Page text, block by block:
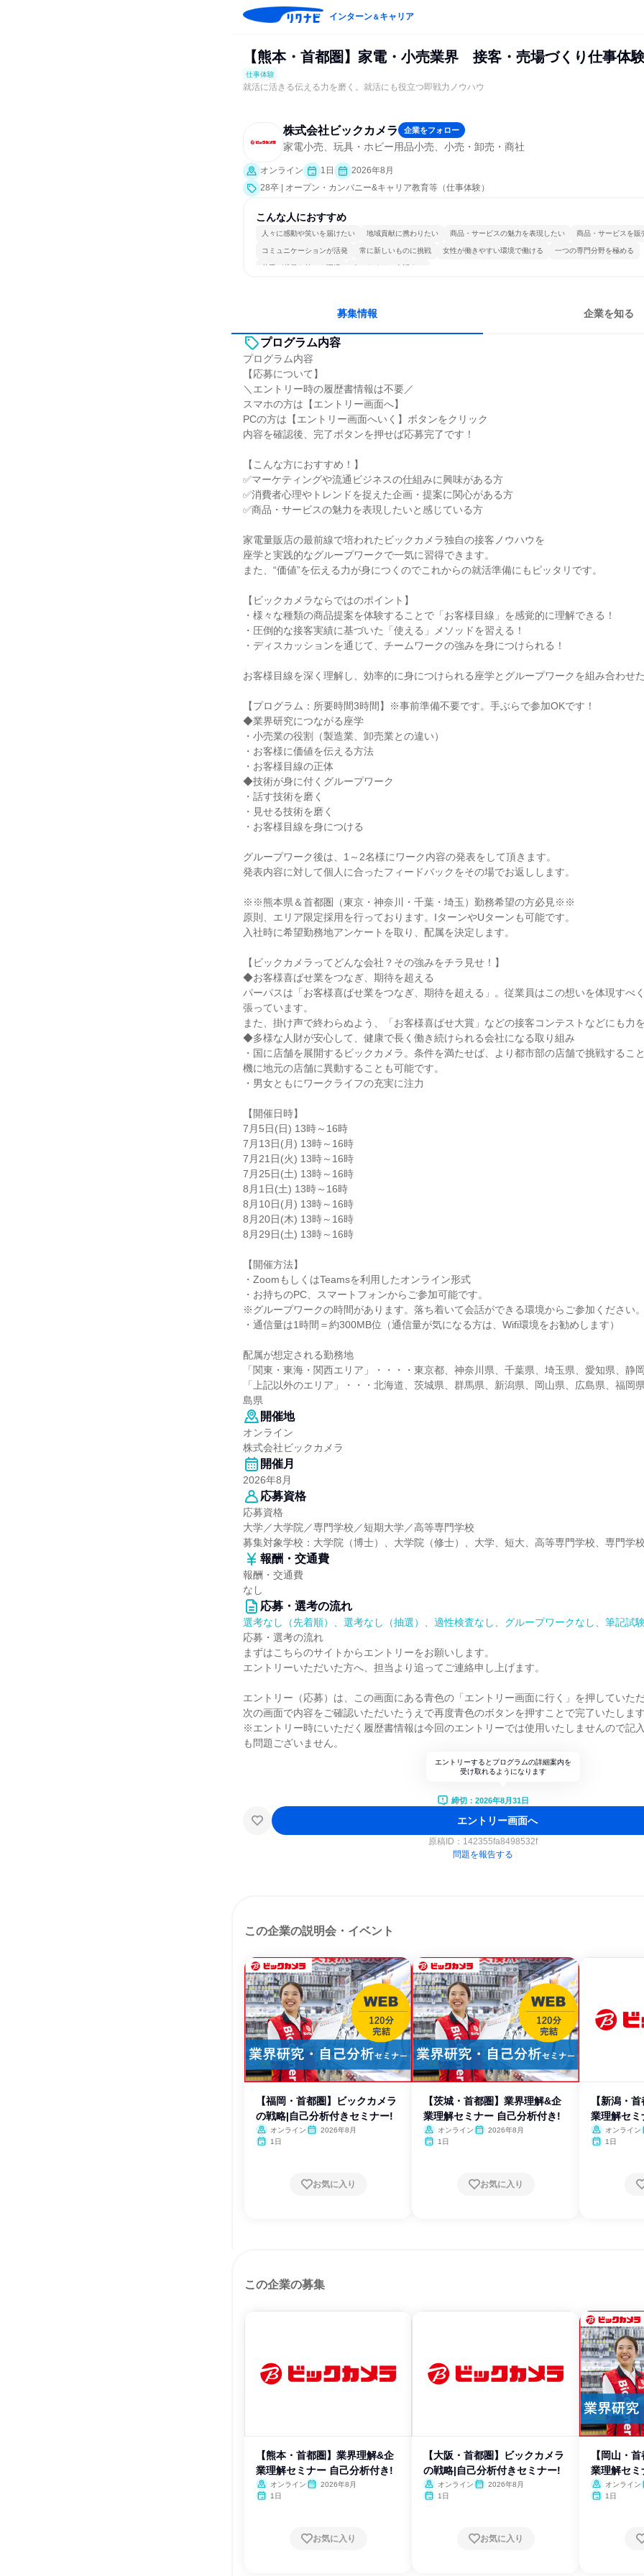
インターン＆キャリア
【熊本・首都圏】家電・小売業界 接客・売場づくり仕事体
仕事体験
就活に活きる伝える力を磨く。就活にも役立つ即戦力ノウハウ
株式会社ビックカメラ 企業をフォロー
家電小売、玩具・ホビー用品小売、小売・卸売・商社
オンライン 1日
2026年8月
28卒 | オープン・カンパニー&キャリア教育等（仕事体験）
こんな人におすすめ
人々に感動や笑いを届けたい 地域貢献に携わりたい 商品・サービスの魅力を表現したい 商品・サービスを販
コミュニケーションが活発 常に新しいものに挑戦 女性が働きやすい環境で働ける 一つの専門分野を極める
若手が裁量を持てる環境 人とたくさん会話する
募集情報 企業を知る
プログラム内容
プログラム内容
【応募について】
＼エントリー時の履歴書情報は不要／
スマホの方は【エントリー画面へ】
PCの方は【エントリー画面へいく】ボタンをクリック
内容を確認後、完了ボタンを押せば応募完了です！
【こんな方におすすめ！】
✅マーケティングや流通ビジネスの仕組みに興味がある方
✅消費者心理やトレンドを捉えた企画・提案に関心がある方
✅商品・サービスの魅力を表現したいと感じている方
家電量販店の最前線で培われたビックカメラ独自の接客ノウハウを
座学と実践的なグループワークで一気に習得できます。
また、“価値”を伝える力が身につくのでこれからの就活準備にもピッタリです。
【ビックカメラならではのポイント】
・様々な種類の商品提案を体験することで「お客様目線」を感覚的に理解できる！
・圧倒的な接客実績に基づいた「使える」メソッドを習える！
・ディスカッションを通じて、チームワークの強みを身につけられる！
お客様目線を深く理解し、効率的に身につけられる座学とグループワークを組み合わせ
【プログラム：所要時間3時間】※事前準備不要です。手ぶらで参加OKです！
◆業界研究につながる座学
・小売業の役割（製造業、卸売業との違い）
・お客様に価値を伝える方法
・お客様目線の正体
◆技術が身に付くグループワーク
・話す技術を磨く
・見せる技術を磨く
・お客様目線を身につける
グループワーク後は、1～2名様にワーク内容の発表をして頂きます。
発表内容に対して個人に合ったフィードバックをその場でお返しします。
※※熊本県＆首都圏（東京・神奈川・千葉・埼玉）勤務希望の方必見※※
原則、エリア限定採用を行っております。IターンやUターンも可能です。
入社時に希望勤務地アンケートを取り、配属を決定します。
【ビックカメラってどんな会社？その強みをチラ見せ！】
◆お客様喜ばせ業をつなぎ、期待を超える
パーパスは「お客様喜ばせ業をつなぎ、期待を超える」。従業員はこの想いを体現すべ
張っています。
また、掛け声で終わらぬよう、「お客様喜ばせ大賞」などの接客コンテストなどにも力
◆多様な人財が安心して、健康で長く働き続けられる会社になる取り組み
・国に店舗を展開するビックカメラ。条件を満たせば、より都市部の店舗で挑戦するこ
機に地元の店舗に異動することも可能です。
・男女ともにワークライフの充実に注力
【開催日時】
7月5日(日) 13時～16時
7月13日(月) 13時～16時
7月21日(火) 13時～16時
7月25日(土) 13時～16時
8月1日(土) 13時～16時
8月10日(月) 13時～16時
8月20日(木) 13時～16時
8月29日(土) 13時～16時
【開催方法】
・ZoomもしくはTeamsを利用したオンライン形式
・お持ちのPC、スマートフォンからご参加可能です。
※グループワークの時間があります。落ち着いて会話ができる環境からご参加ください。
・通信量は1時間＝約300MB位（通信量が気になる方は、Wifi環境をお勧めします）
配属が想定される勤務地
「関東・東海・関西エリア」・・・・東京都、神奈川県、千葉県、埼玉県、愛知県、静
「上記以外のエリア」・・・北海道、茨城県、群馬県、新潟県、岡山県、広島県、福岡
島県
開催地
オンライン
株式会社ビックカメラ
開催月
2026年8月
応募資格
応募資格
大学／大学院／専門学校／短期大学／高等専門学校
募集対象学校：大学院（博士）、大学院（修士）、大学、短大、高等専門学校、専門学校
報酬・交通費
報酬・交通費
なし
応募・選考の流れ
選考なし（先着順）、選考なし（抽選）、適性検査なし、グループワークなし、筆記試
応募・選考の流れ
まずはこちらのサイトからエントリーをお願いします。
エントリーいただいた方へ、担当より追ってご連絡申し上げます。
エントリー（応募）は、この画面にある青色の「エントリー画面に行く」を押していただ
次の画面で内容をご確認いただいたうえで再度青色のボタンを押すことで完了いたします
※エントリー時にいただく履歴書情報は今回のエントリーでは使用いたしませんので記
も問題ございません。
エントリーするとプログラムの詳細案内を
受け取れるようになります
締切：2026年8月31日
エントリー画面へ
原稿ID： 142355fa8498532f
問題を報告する
この企業の説明会・イベント
【福岡・首都圏】ビックカメラ
の戦略|自己分析付きセミナー!
オンライン
2026年8月
1日
お気に入り
【茨城・首都圏】業界理解&企
業理解セミナー 自己分析付き!
オンライン
2026年8月
1日
お気に入り
【新潟・
業理解セ
オンライン
1日
この企業の募集
【熊本・首都圏】業界理解&企
業理解セミナー 自己分析付き!
オンライン
2026年8月
1日
お気に入り
【大阪・首都圏】ビックカメラ
の戦略|自己分析付きセミナー!
オンライン
2026年8月
1日
お気に入り
【岡山・
業理解セ
オンライン
1日